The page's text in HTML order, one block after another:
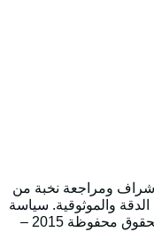
ومراجعة نخبة من
والموثوقية.سياسة
• © جميع الحقوق محفوظة 2015 –